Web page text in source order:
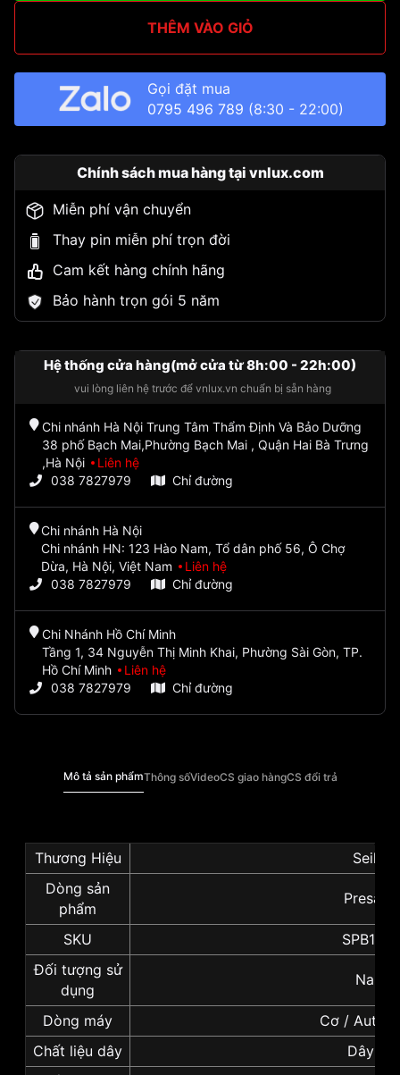
THÊM VÀO GIỎ
Gọi đặt mua
0795 496 789 (8:30 - 22:00)
Chính sách mua hàng tại vnlux.com
Miễn phí vận chuyển
Thay pin miễn phí trọn đời
Cam kết hàng chính hãng
Bảo hành trọn gói 5 năm
Hệ thống cửa hàng(mở cửa từ 8h:00 - 22h:00)
vui lòng liên hệ trước để vnlux.vn chuẩn bị sẵn hàng
Chi nhánh Hà Nội Trung Tâm Thẩm Định Và Bảo Dưỡng
38 phố Bạch Mai,Phường Bạch Mai , Quận Hai Bà Trưng
,Hà Nội
Liên hệ
038 7827979
Chỉ đường
Chi nhánh Hà Nội
Chi nhánh HN: 123 Hào Nam, Tổ dân phố 56, Ô Chợ
Dừa, Hà Nội, Việt Nam
Liên hệ
038 7827979
Chỉ đường
Chi Nhánh Hồ Chí Minh
Tầng 1, 34 Nguyễn Thị Minh Khai, Phường Sài Gòn, TP.
Hồ Chí Minh
Liên hệ
038 7827979
Chỉ đường
Mô tả sản phẩmThông sốVideoCS giao hàngCS đổi trả
Thương Hiệu
Seiko
Dòng sản
phẩm
Presage
SKU
SPB170J
Đối tượng sử
dụng
Nam
Dòng máy
Cơ /
Chất liệu dây
Dây da